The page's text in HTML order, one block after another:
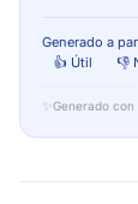
Generado a
👍 Útil
👎
✨ Generado con